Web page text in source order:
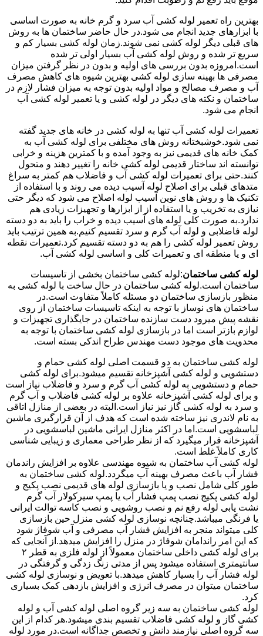
بهترین راه تعمیر لوله کشی آب سرد و گرم خانه به صورت اساسی
با ابزارهای جدید انجام می شود.در حال حاضر ساختمان ها به روش
های قبلی دیگر لوله کشی نمی شوند.زمان لوله کشی بسیار کم و
سریع تر شده و روش لوله کشی آب بسیار اولی تر شده
است.امروزه بدون بررسی های اولیه و بدون در نظر گرفتن میزان
مصرفی ها بهینه سازی لوله کشی بهترین شیوه های کاهش مصرف
آب و مصرف مصالح و مواد اولیه بدون توجه به میزان فشار لازم در
ساختمان و نکته های دیگر در لوله کشی و یا تعمیر لوله کشی آب
انجام می شود.
تعمیرات لوله کشی آب تنها به لوله کشی در خانه های جدید گفته
نمی شود.خوشبختانه روش های مختلفی برای لوله کشی آب به
کمک خانه های قدیمی نیز به وجود آمده و با کمترین هزینه و خرابی
توانسته اند ساختار قدیمی لوله کشی خانه را تغییر دهند و متحول
کنند.حتی برای تعمیرات لوله کشی آب و فاضلاب هم کمتر به سراغ
متدهای قبلی برای اصلاح لوله آسیب دیده می روند و با استفاده از
تکنیک ها و روش های نوین آسیب لوله اصلاح می شود که دیگر حتی
نیازی به تخریب و یا استفاده از از ابزارها و تجهیزات زیادی هم
ندارد.به صورت کلی لوله های آسیب دیده و خراب را باید به دو دسته
لوله فاضلابی و لوله آب گرم و سرد تقسیم کنیم.به همین ترتیب باید
روش تعمیر لوله کشی را هم به دو دسته تقسیم کرد.تعمیرات نقطه
ای و یا منطقه ای و تعمیرات کلی و اساسی لوله کشی آب.
لوله کشی ساختمان:لوله کشی ساختمان بخشی از تاسیسات
ساختمان است.لوله کشی ساختمان در حال ساخت با لوله کشی به
منظور بازسازی ساختمان دو مسئله کاملاً متفاوت است.در
ساختمان های نوساز با توجه به اینکه تاسیسات ساختمان از روی
نقشه پیش میرود دست سازنده ساختمان در جایگذاری تجهیزات و
لوازم بازتر است اما در بازسازی لوله کشی ساختمان با توجه به
محدویت های موجود دست مهندس طراح اندکی بسته است.
لوله کشی ساختمان به دو قسمت اصلی لوله کشی حمام و
دستشویی و لوله کشی آشپزخانه تقسیم میشود.برای لوله کشی
حمام و دستشویی به لوله کشی آب گرم و سرد و فاضلاب نیاز است
و برای لوله کشی آشپزخانه علاوه بر لوله کشی فاضلاب و آب گرم
و سرد به لوله کشی گاز نیز نیاز است.البته در بعضی از منازل اتاقی
به نام لاندری نیز ساخته شده است که هدف از آن قرارگیری ماشین
لباسشویی است.اما در اکثر منازل ایرانی ماشین لباسشویی در
آشپزخانه قرار میگیرد که از نظر طراحی معماری و زیبایی شناسی
کاری کاملاً غلط است.
لوله کشی آب ساختمان به شیوه مهندسی علاوه بر افزایش راندمان
فشار آب باعث مصرف بهینه آب میگردد.لوله کشی ساختمان به
طور کلی شامل نصب و یا بازسازی لوله های قدیمی نصب پکیج و
لوله کشی پکیج نصب پمپ فشار آب یا پمپ سیرکولار آب گرم
نشت یابی لوله رفع نم و نصب روشویی و نصب کاسه توالت ایرانی
یا فرنگی میباشد.چنانچه نوسازی لوله کشی منزل حین بازسازی
کلی میتواند منجر به افزایش فشار آب مصرفی و آب شوفاژ شود
که این امر راندامان شوفاژ در منزل را افزایش میدهد.از آنجایی که
برای لوله کشی داخلی ساختمان معمولاً از لوله فلزی به قطر ۲
سانتیمتری استفاده میشود پس از مدتی زنگ زدگی و گرفتگی در
لوله فشار آب را بسیار کاهش میدهد.با تعویض و نوسازی لوله کشی
ساختمان میتوان در مصرف انرژی و افزایش بازدهی کمک بسیاری
کرد.
لوله کشی ساختمان به سه زیر گروه اصلی لوله کشی آب و لوله
کشی گاز و لوله کشی فاضلاب تقسیم بندی میشود.هر کدام از این
سه گروه اصلی نیازمند دانش و تخصص جداگانه است.در مورد لوله